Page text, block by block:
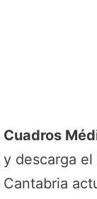
Cuadros
y descarga el
Cantabria